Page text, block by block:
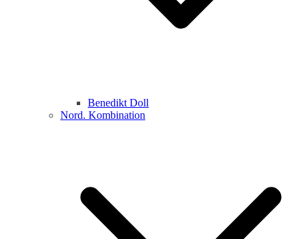
Benedikt Doll
Nord. Kombination